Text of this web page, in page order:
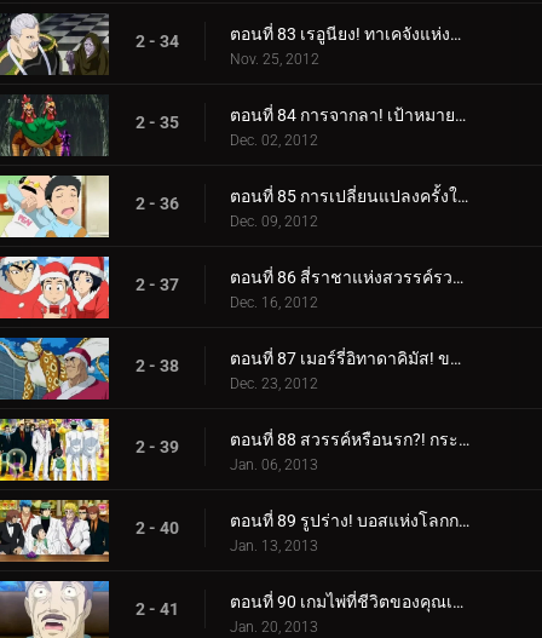
2 - 34 ตอนที่ 83 เรอูนียง! ทาเคจังแห่งปราสาทโอโตกิ!
Nov. 25, 2012
2 - 35 ตอนที่ 84 การจากลา! เป้าหมายของเชฟ
Dec. 02, 2012
2 - 36 ตอนที่ 85 การเปลี่ยนแปลงครั้งใหญ่ - สถานเสริมความงาม ช่างตัดผม Gourmet!
Dec. 09, 2012
2 - 37 ตอนที่ 86 สี่ราชาแห่งสวรรค์รวมตัวกัน! ปาฏิหาริย์กลางฤดูหนาว!
Dec. 16, 2012
2 - 38 ตอนที่ 87 เมอร์รี่อิทาดาคิมัส! ของขวัญจากกูร์เมต์ซานต้า!
Dec. 23, 2012
2 - 39 ตอนที่ 88 สวรรค์หรือนรก?! กระโจนเข้าสู่ Gourmet Casino!
Jan. 06, 2013
2 - 40 ตอนที่ 89 รูปร่าง! บอสแห่งโลกการทำอาหารใต้ดิน Livebearer!
Jan. 13, 2013
2 - 41 ตอนที่ 90 เกมไพ่ที่ชีวิตของคุณเดิมพัน! ชิมรสเลิศ!
Jan. 20, 2013